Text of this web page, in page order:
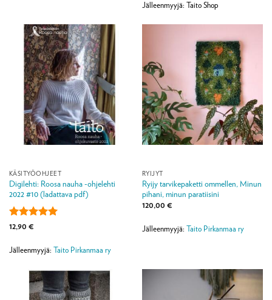
Jälleenmyyjä: Taito Shop
KÄSITYÖOHJEET
Digilehti: Roosa nauha -ohjelehti
2022 #10 (ladattava pdf)
Arvostelu
/ 5
12,90 €
Jälleenmyyjä: Taito Pirkanmaa ry
RYIJYT
Ryijy tarvikepaketti ommellen, Minun
pihani, minun paratiisini
120,00 €
Jälleenmyyjä: Taito Pirkanmaa ry